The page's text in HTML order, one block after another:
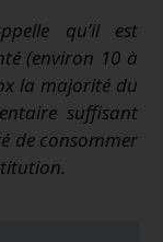
qu’il est
(environ 10 à
la majorité du
suffisant
de consommer